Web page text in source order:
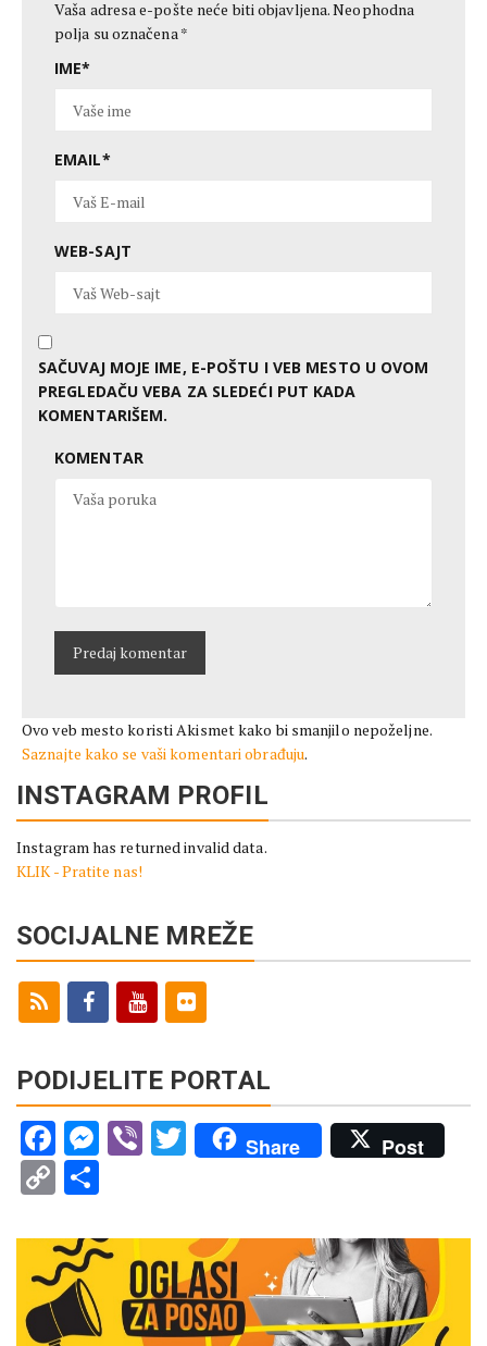
Vaša adresa e-pošte neće biti objavljena.Neophodna
polja su označena*
IME*
EMAIL*
WEB-SAJT
SAČUVAJ MOJE IME, E-POŠTU I VEB MESTO U OVOM
PREGLEDAČU VEBA ZA SLEDEĆI PUT KADA
KOMENTARIŠEM.
KOMENTAR
Ovo veb mesto koristi Akismet kako bi smanjilo nepoželjne.
Saznajte kako se vaši komentari obrađuju.
INSTAGRAM PROFIL
Instagram has returned invalid data.
KLIK - Pratite nas!
SOCIJALNE MREŽE
PODIJELITE PORTAL
Facebook
Messenger
ViberTwitter
Share Post
Copy